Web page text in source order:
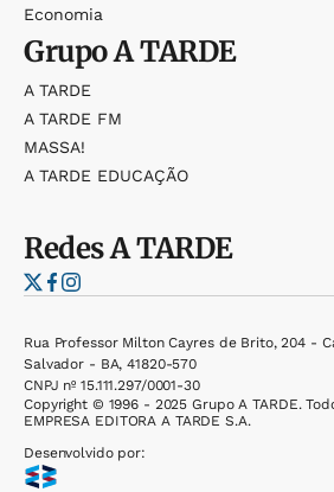
Economia
GrupoA TARDE
A TARDE
A TARDE FM
MASSA!
A TARDE EDUCAÇÃO
RedesA TARDE
Rua Professor Milton Cayres de Brito, 204 -
Salvador - BA, 41820-570
CNPJ nº 15.111.297/0001-30
Copyright © 1996 - 2025 Grupo A TARDE.
EMPRESA EDITORA A TARDE S.A.
Desenvolvido por: